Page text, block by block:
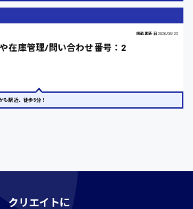
掲載更新日 2026/06/23
在庫管理/問い合わせ番号：2
も駅近、徒歩5分！
クリエイトに